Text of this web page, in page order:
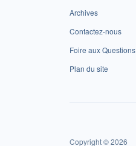
Archives
Contactez-nous
Foire aux Questions
Plan du site
Copyright © 2026